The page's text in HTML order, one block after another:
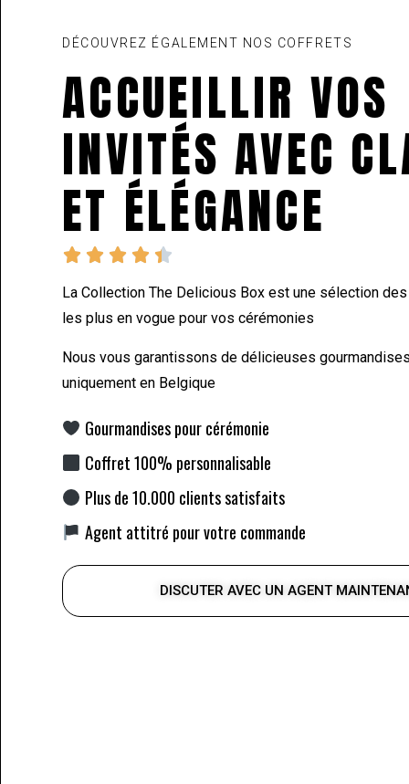
DÉCOUVREZ ÉGALEMENT NOS COFFRETS
ACCUEILLIR VOS
INVITÉS AVEC
ET ÉLÉGANCE
    
La Collection The Delicious Box est une sélection
les plus en vogue pour vos cérémonies
Nous vous garantissons de délicieuses
uniquement en Belgique
Gourmandises pour cérémonie
Coffret 100% personnalisable
Plus de 10.000 clients satisfaits
Agent attitré pour votre commande
DISCUTER AVEC UN AGENT